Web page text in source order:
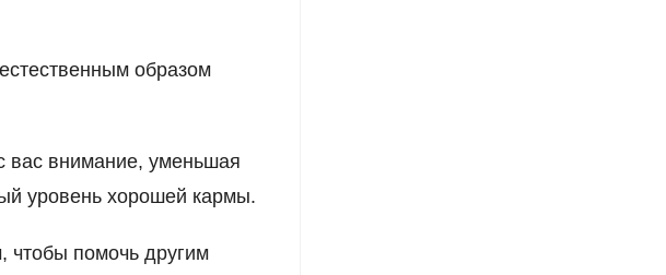
образом
вас внимание, уменьшая
уровень хорошей кармы.
чтобы помочь другим